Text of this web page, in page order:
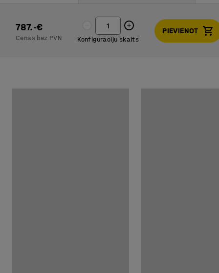
787.-€
Cenas bez PVN Konfigurāciju skaits
PIEVIENOT